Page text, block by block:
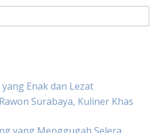
Enak dan Lezat
Surabaya, Kuliner Khas